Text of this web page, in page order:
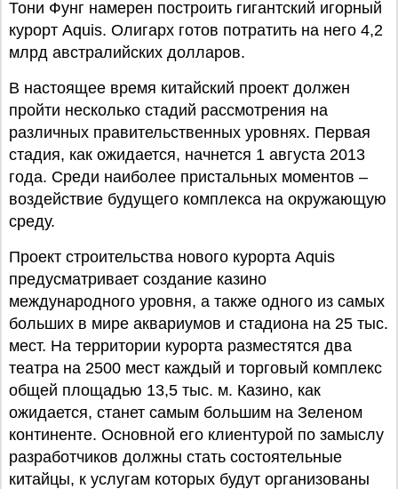
Тони Фунг намерен построить гигантский игорный
курорт Aquis. Олигарх готов потратить на него 4,2
млрд австралийских долларов.
В настоящее время китайский проект должен
пройти несколько стадий рассмотрения на
различных правительственных уровнях. Первая
стадия, как ожидается, начнется 1 августа 2013
года. Среди наиболее пристальных моментов –
воздействие будущего комплекса на окружающую
среду.
Проект строительства нового курорта Aquis
предусматривает создание казино
международного уровня, а также одного из самых
больших в мире аквариумов и стадиона на 25 тыс.
мест. На территории курорта разместятся два
театра на 2500 мест каждый и торговый комплекс
общей площадью 13,5 тыс. м. Казино, как
ожидается, станет самым большим на Зеленом
континенте. Основной его клиентурой по замыслу
разработчиков должны стать состоятельные
китайцы, к услугам которых будут организованы